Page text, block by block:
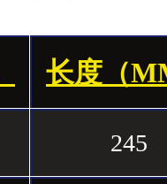
长度（
245